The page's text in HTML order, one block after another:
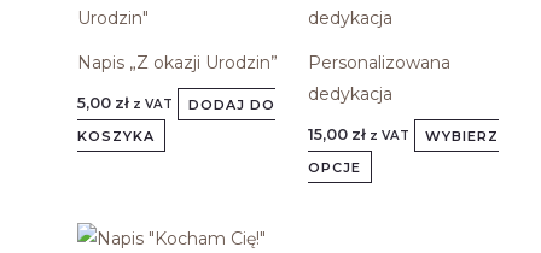
Napis „Z okazji Urodzin”
5,00 zł z VAT
DODAJ DO
KOSZYKA
Personalizowana
dedykacja
15,00 zł z VAT
WYBIERZ
OPCJE